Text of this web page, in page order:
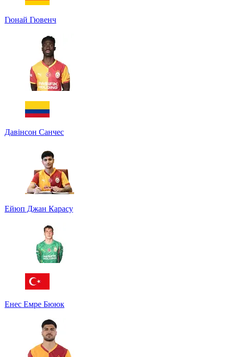
Гюнай Гювенч
Давінсон Санчес
Ейюп Джан Карасу
Енес Емре Бююк